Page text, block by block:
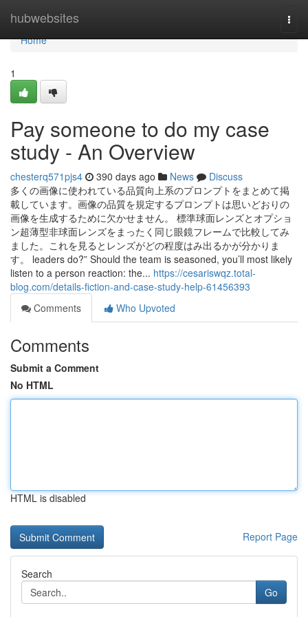
hubwebsites
Home
Home
1
Pay someone to do my case
study - An Overview
chesterq571pjs4 390 days ago News
Discuss
多くの画像に使われている品質向上系のプロンプトをまとめて掲
載しています。画像の品質を規定するプロンプトは思いどおりの
画像を生成するために欠かせません。 標準球面レンズとオプショ
ン超薄型非球面レンズをまったく同じ眼鏡フレームで比較してみ
ました。これを見るとレンズがどの程度はみ出るかが分かりま
す。 leaders do?” Should the team is seasoned, you’ll most likely
listen to a person reaction: the... https://cesariswqz.total-
blog.com/details-fiction-and-case-study-help-61456393
Comments
Who Upvoted
Comments
Submit a Comment
No HTML
HTML is disabled
Report Page
Search
Go